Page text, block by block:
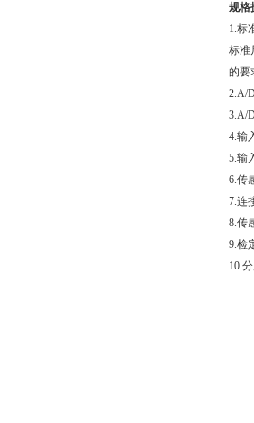
规格
1.标
标准
的要
2.A/
3.A/
4.输
5.输
6.传
7.连
8.传
9.检
10.